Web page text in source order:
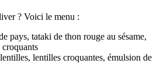
? Voici le menu :
pays, tataki de thon rouge au sésame,
croquants
lentilles croquantes, émulsion de